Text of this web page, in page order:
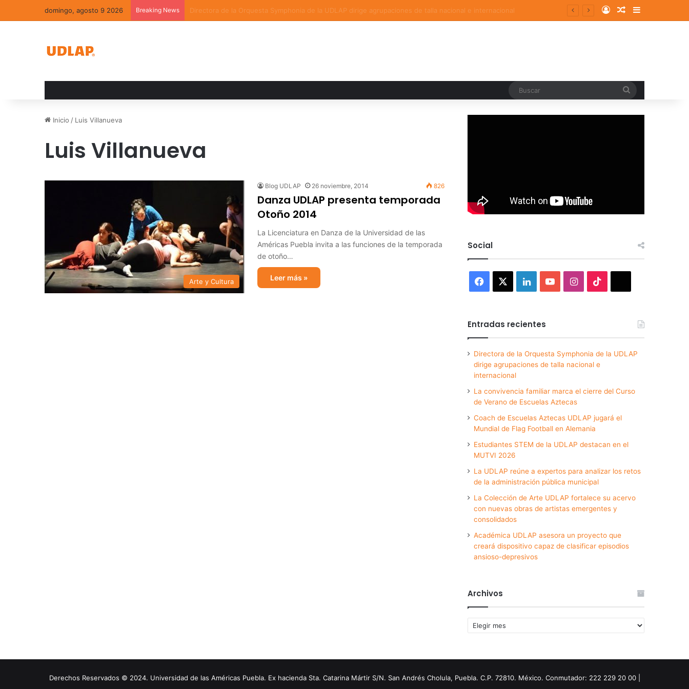
domingo, agosto 9 2026 Breaking News La convivencia familiar marca el cierre del Curso de Verano de Escuelas Aztecas Log InRandom Article
Sidebar
Inicio / Luis Villanueva
Luis Villanueva
Arte y Cultura
Blog UDLAP 26 noviembre, 2014 826
Danza UDLAP presenta temporada
Otoño 2014
La Licenciatura en Danza de la Universidad de las
Américas Puebla invita a las funciones de la temporada
de otoño…
Leer más »
Social
Facebook LinkedInYouTubeInstagram
Entradas recientes
Directora de la Orquesta Symphonia de la UDLAP
dirige agrupaciones de talla nacional e
internacional
La convivencia familiar marca el cierre del Curso
de Verano de Escuelas Aztecas
Coach de Escuelas Aztecas UDLAP jugará el
Mundial de Flag Football en Alemania
Estudiantes STEM de la UDLAP destacan en el
MUTVI 2026
La UDLAP reúne a expertos para analizar los retos
de la administración pública municipal
La Colección de Arte UDLAP fortalece su acervo
con nuevas obras de artistas emergentes y
consolidados
Académica UDLAP asesora un proyecto que
creará dispositivo capaz de clasificar episodios
ansioso-depresivos
Archivos
Archivos
Derechos Reservados © 2024. Universidad de las Américas Puebla. Ex hacienda Sta. Catarina Mártir S/N. San Andrés Cholula, Puebla. C.P. 72810. México. Conmutador: 222 229 20 00 |